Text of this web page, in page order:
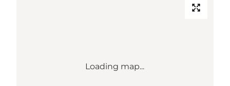
Loading map...